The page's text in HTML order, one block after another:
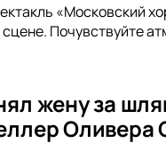
«Московский
Почувствуйте
жену за
Оливера